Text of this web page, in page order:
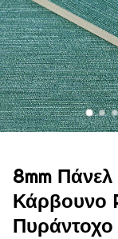
8mm
Κάρβουνο
Πυράντοχο